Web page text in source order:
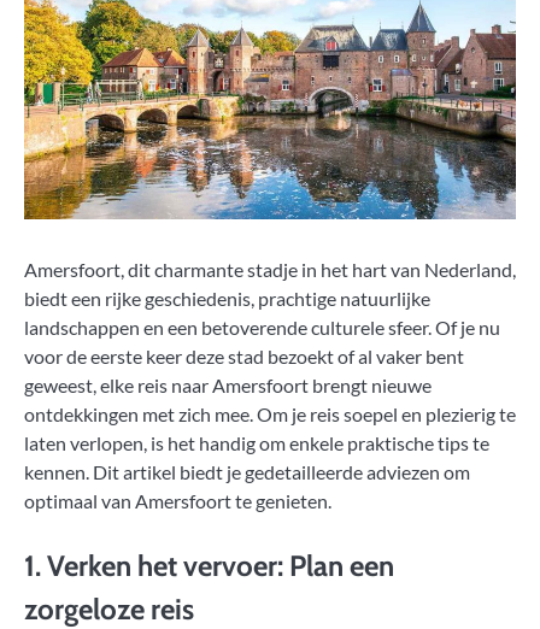
Amersfoort, dit charmante stadje in het hart van Nederland,
biedt een rijke geschiedenis, prachtige natuurlijke
landschappen en een betoverende culturele sfeer. Of je nu
voor de eerste keer deze stad bezoekt of al vaker bent
geweest, elke reis naar Amersfoort brengt nieuwe
ontdekkingen met zich mee. Om je reis soepel en plezierig te
laten verlopen, is het handig om enkele praktische tips te
kennen. Dit artikel biedt je gedetailleerde adviezen om
optimaal van Amersfoort te genieten.
1. Verken het vervoer: Plan een
zorgeloze reis